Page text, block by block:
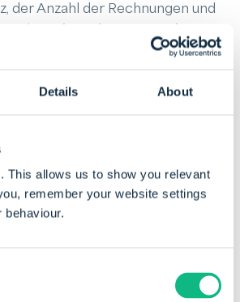
Details About
This allows us to show you relevant
remember your website settings
behaviour.
der Anzahl der Rechnungen und
Die meisten Factoring-
einen Prozentsatz vom
die Sie achten sollten:
um echtes Factoring (ohne
mit Regress?
Gebühren für Mahnungen